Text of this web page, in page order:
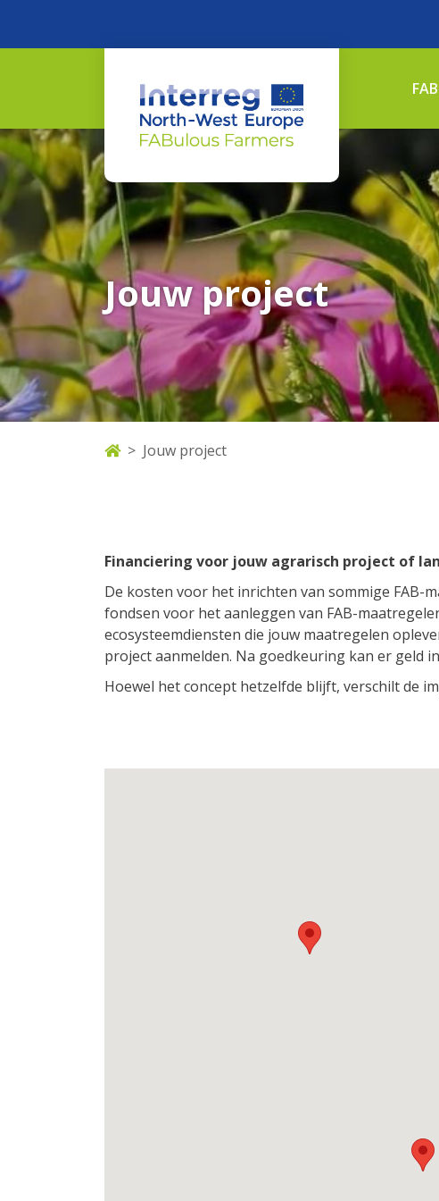
Jouw project
Jouw project
Financiering voor jouw agrarisch project of
De kosten voor het inrichten van sommige FAB-
fondsen voor het aanleggen van FAB-
ecosysteemdiensten die jouw maatregelen
project aanmelden. Na goedkeuring kan er geld
Hoewel het concept hetzelfde blijft, verschilt de